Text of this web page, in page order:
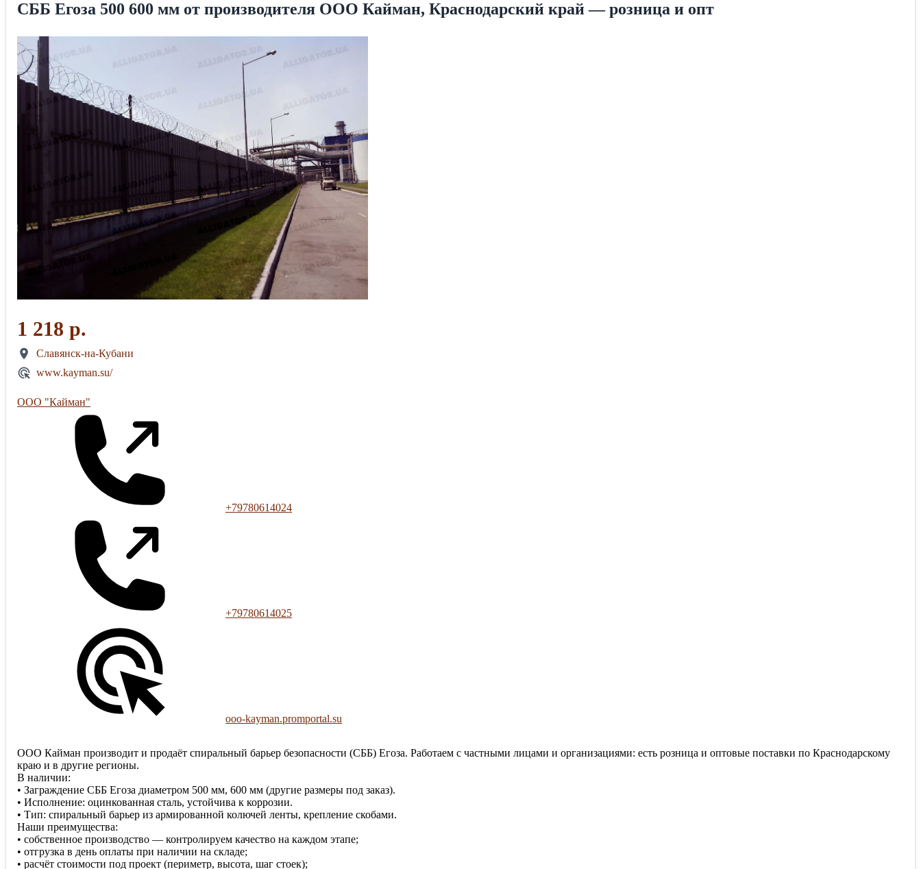
СББ Егоза 500 600 мм от производителя ООО Кайман, Краснодарский край — розница и опт
1 218 р.
Славянск-на-Кубани
www.kayman.su/
ООО "Кайман"
+79780614024
+79780614025
ooo-kayman.promportal.su
ООО Кайман производит и продаёт спиральный барьер безопасности (СББ) Егоза. Работаем с частными лицами и организациями: есть розница и оптовые поставки по Краснодарскому
краю и в другие регионы.
В наличии:
• Заграждение СББ Егоза диаметром 500 мм, 600 мм (другие размеры под заказ).
• Исполнение: оцинкованная сталь, устойчива к коррозии.
• Тип: спиральный барьер из армированной колючей ленты, крепление скобами.
Наши преимущества:
• собственное производство — контролируем качество на каждом этапе;
• отгрузка в день оплаты при наличии на складе;
• расчёт стоимости под проект (периметр, высота, шаг стоек);